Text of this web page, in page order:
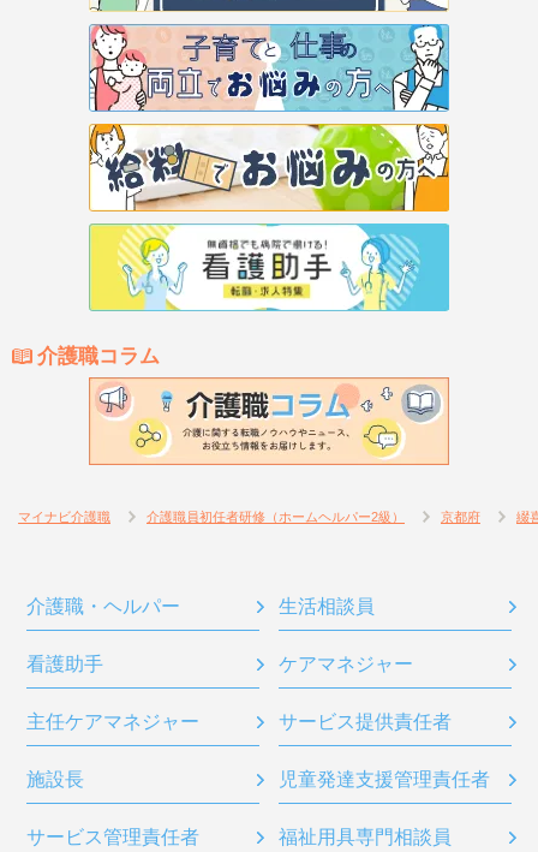
介護職コラム
マイナビ介護職 介護職員初任者研修（ホームヘルパー2級） 京都府 綴
介護職・ヘルパー 生活相談員
看護助手 ケアマネジャー
主任ケアマネジャー サービス提供責任者
施設長 児童発達支援管理責任者
サービス管理責任者 福祉用具専門相談員